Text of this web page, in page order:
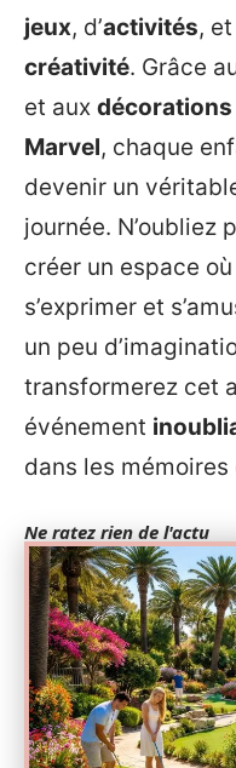
jeux, d’activités,
créativité. Grâce
et aux décorations
Marvel, chaque
devenir un
journée. N’oubliez
créer un espace
s’exprimer et
un peu
transformerez cet
événement
dans les
Ne ratez rien de l'actu